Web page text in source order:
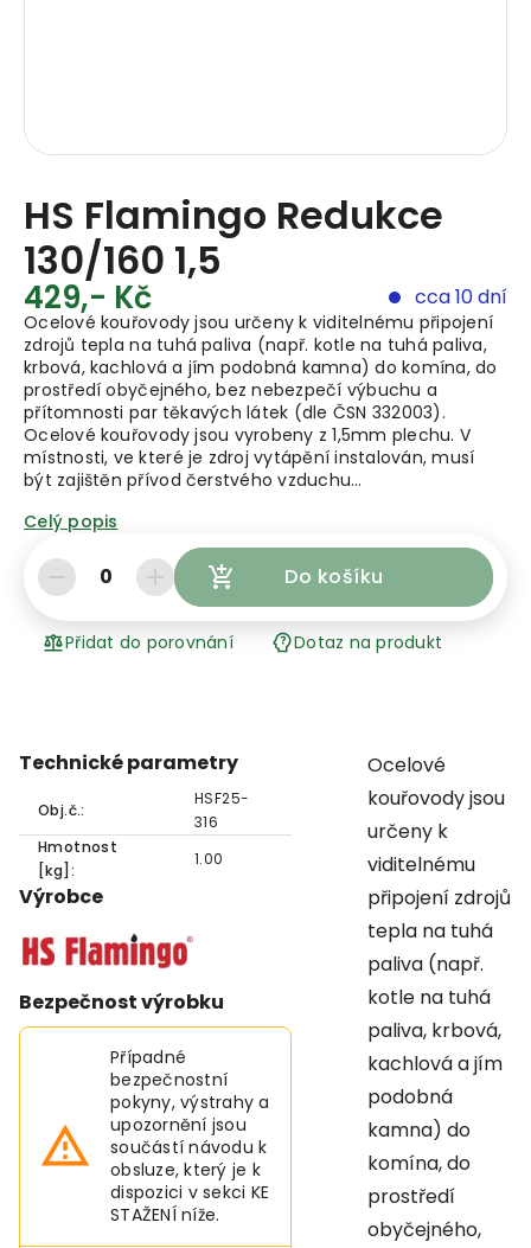
HS Flamingo Redukce
130/160 1,5
429,- Kč cca 10 dní
Ocelové kouřovody jsou určeny k viditelnému připojení
zdrojů tepla na tuhá paliva (např. kotle na tuhá paliva,
krbová, kachlová a jím podobná kamna) do komína, do
prostředí obyčejného, bez nebezpečí výbuchu a
přítomnosti par těkavých látek (dle ČSN 332003).
Ocelové kouřovody jsou vyrobeny z 1,5mm plechu. V
místnosti, ve které je zdroj vytápění instalován, musí
být zajištěn přívod čerstvého vzduchu…
Celý popis
0 Do košíku
Přidat do porovnání Dotaz na produkt
Technické parametry
Obj.č.:
HSF25-
316
Hmotnost
[kg]:
1.00
Výrobce
Bezpečnost výrobku
Případné
bezpečnostní
pokyny, výstrahy a
upozornění jsou
součástí návodu k
obsluze, který je k
dispozici v sekci KE
STAŽENÍ níže.
Ocelové
kouřovody jsou
určeny k
viditelnému
připojení zdrojů
tepla na tuhá
paliva (např.
kotle na tuhá
paliva, krbová,
kachlová a jím
podobná
kamna) do
komína, do
prostředí
obyčejného,